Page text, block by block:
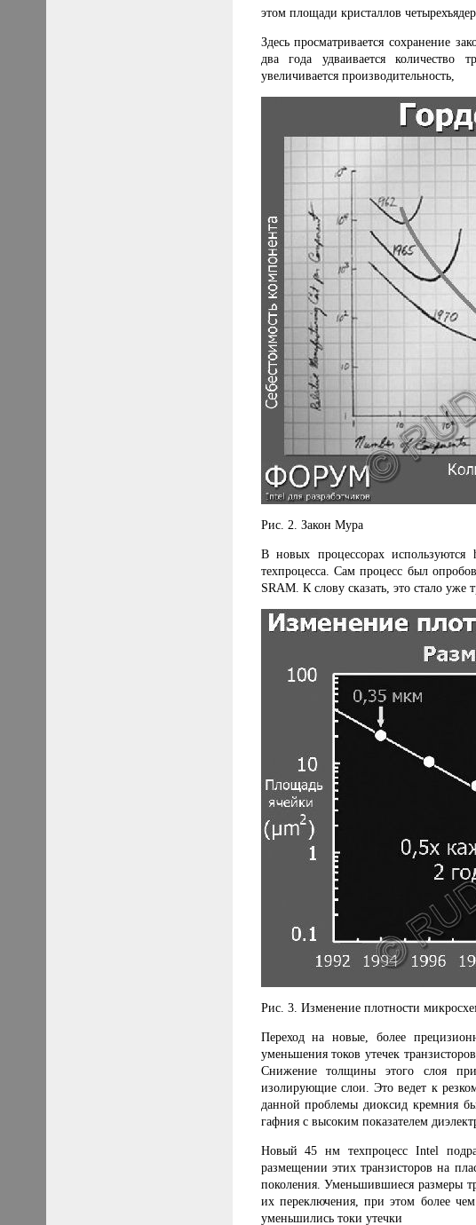
этом площади кристаллов
Здесь просматривается сохранение
два года удваивается количество
увеличивается производительность,
Рис. 2. Закон Мура
В новых процессорах
техпроцесса. Сам процесс был
SRAM. К слову сказать, это стало уже
Рис. 3. Изменение плотности
Переход на новые, более
уменьшения токов утечек
Снижение толщины этого слоя
изолирующие слои. Это ведет к
данной проблемы диоксид кремния
гафния с высоким показателем
Новый 45 нм техпроцесс Intel
размещении этих транзисторов на
поколения. Уменьшившиеся размеры
их переключения, при этом более
уменьшились токи утечки